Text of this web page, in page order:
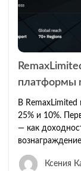
платформы
В RemaxLimited
25% и 10%.
— как
Ксения